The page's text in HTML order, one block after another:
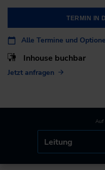
TERMIN IN
Alle Termine und
Inhouse buchbar
Jetzt anfragen
Auf
Leitung